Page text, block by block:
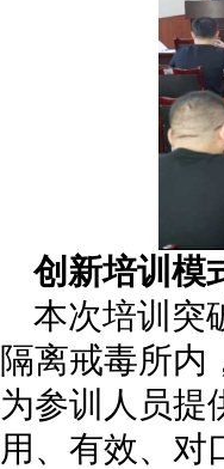
创新培训模
本次培训突
隔离戒毒所内
为参训人员提
用、有效、对